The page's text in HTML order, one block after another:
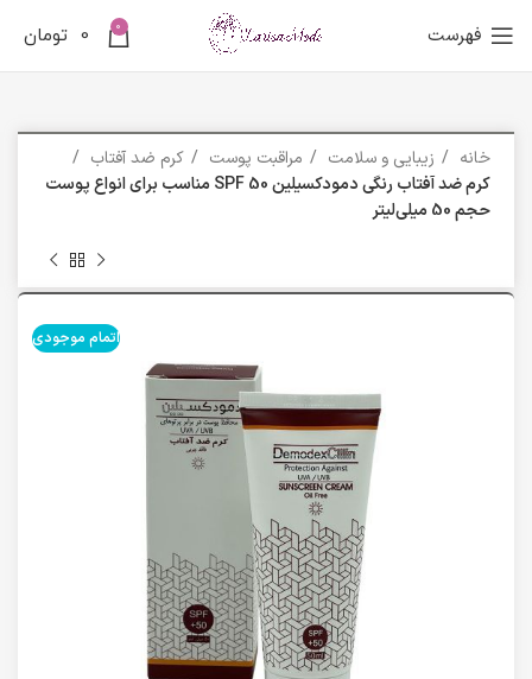
فهرست 0
0 تومان
خانه زیبایی و سلامت مراقبت پوست
کرم ضد آفتاب
کرم ضد آفتاب رنگی دمودکسیلین SPF 50 مناسب برای انواع پوست
حجم 50 میلی‌لیتر
اتمام موجودی